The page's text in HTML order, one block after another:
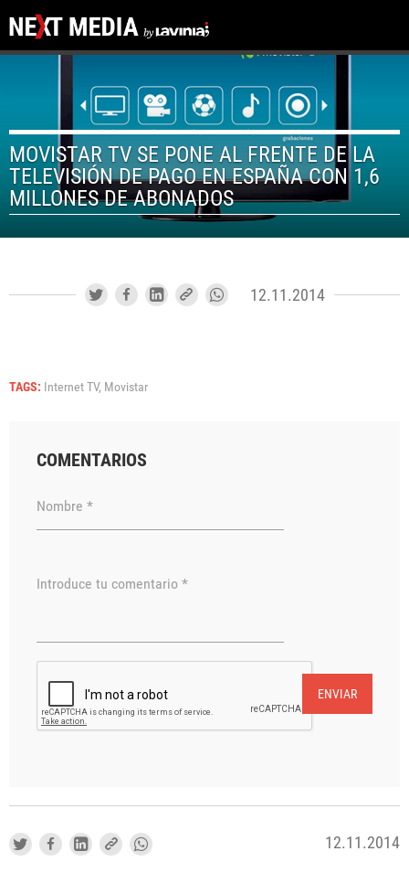
MOVISTAR TV SE PONE AL FRENTE DE LA
TELEVISIÓN DE PAGO EN ESPAÑA CON 1,6
MILLONES DE ABONADOS
12.11.2014
TAGS: Internet TV, Movistar
COMENTARIOS
Nombre *
Introduce tu comentario *
ENVIAR
12.11.2014